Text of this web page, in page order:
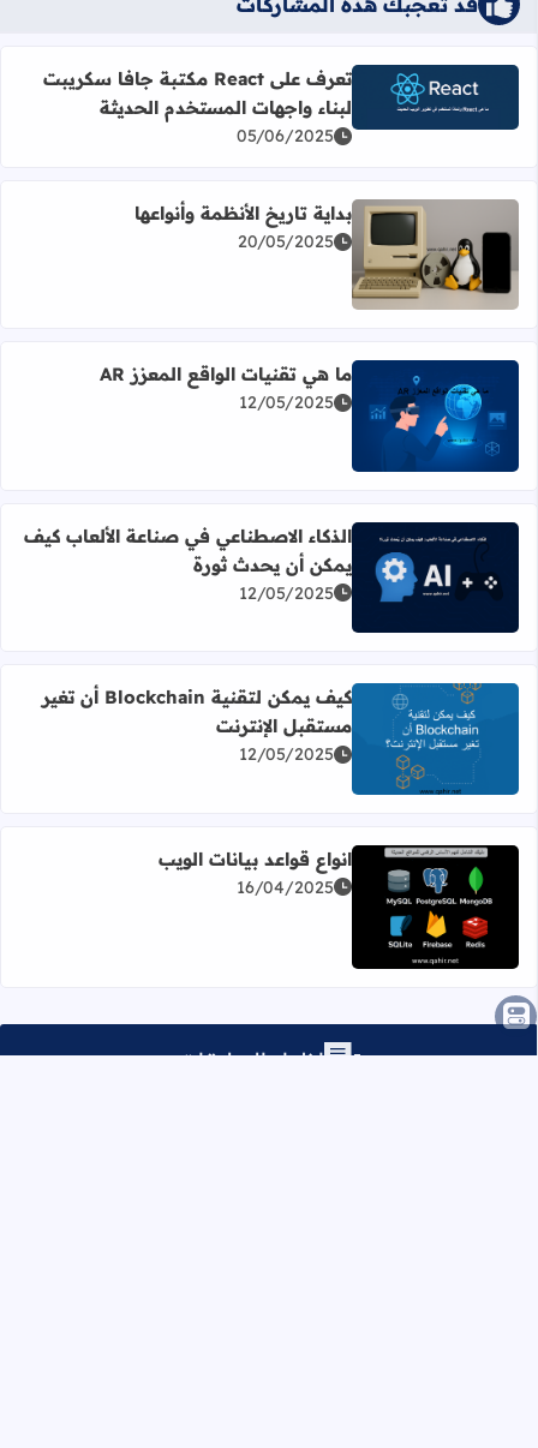
اقرأ المزيد عن تعرف على React مكتبة جافا سكريبت لبناء واجهات المستخدم الحديثة
تعرف على React مكتبة جافا سكريبت
لبناء واجهات المستخدم الحديثة
05/06/2025
اقرأ المزيد عن بداية تاريخ الأنظمة وأنواعها
بداية تاريخ الأنظمة وأنواعها
20/05/2025
اقرأ المزيد عن ما هي تقنيات الواقع المعزز AR
ما هي تقنيات الواقع المعزز AR
12/05/2025
اقرأ المزيد عن الذكاء الاصطناعي في صناعة الألعاب كيف
الذكاء الاصطناعي في صناعة الألعاب كيف
يمكن أن يحدث ثورة
12/05/2025
اقرأ المزيد عن كيف يمكن لتقنية Blockchain أن تغير مستقبل الإنترنت
كيف يمكن لتقنية Blockchain أن تغير
مستقبل الإنترنت
12/05/2025
اقرأ المزيد عن انواع قواعد بيانات الويب
انواع قواعد بيانات الويب
16/04/2025
إظهار التعليقات